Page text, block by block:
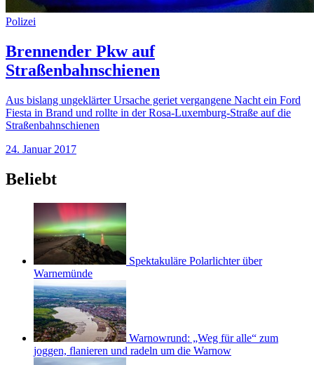
Polizei
Brennender Pkw auf
Straßenbahnschienen
Aus bislang ungeklärter Ursache geriet vergangene Nacht ein Ford
Fiesta in Brand und rollte in der Rosa-Luxemburg-Straße auf die
Straßenbahnschienen
24. Januar 2017
Beliebt
Spektakuläre Polarlichter über
Warnemünde
Warnowrund: „Weg für alle“ zum
joggen, flanieren und radeln um die Warnow